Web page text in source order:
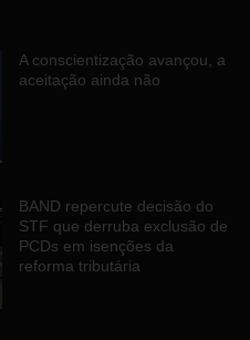
A conscientização avançou, a
aceitação ainda não
BAND repercute decisão do
STF que derruba exclusão de
PCDs em isenções da
reforma tributária